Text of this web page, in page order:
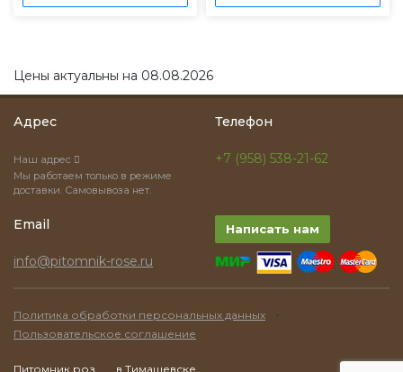
Цены актуальны на 08.08.2026
Адрес
Наш адрес
Мы работаем только в режиме
доставки. Самовывоза нет.
Телефон
+7 (958) 538-21-62
Email
info@pitomnik-rose.ru
Написать нам
Политика обработки персональных данных ·
Пользовательское соглашение
Питомник роз в Тимашевске